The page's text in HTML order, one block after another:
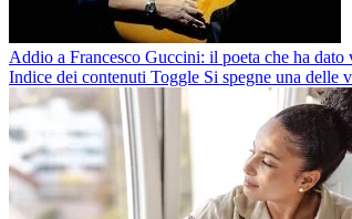
Addio a Francesco Guccini: il poeta che ha dato
Indice dei contenuti Toggle Si spegne una delle